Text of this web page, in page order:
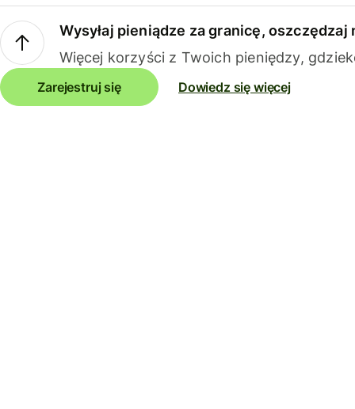
Wysyłaj pieniądze za granicę, oszczędzaj
Więcej korzyści z Twoich pieniędzy,
Zarejestruj się Dowiedz się więcej